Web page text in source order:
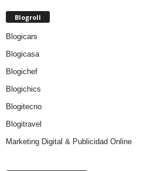
Blogroll
Blogicars
Blogicasa
Blogichef
Blogichics
Blogitecno
Blogitravel
Marketing Digital & Publicidad Online